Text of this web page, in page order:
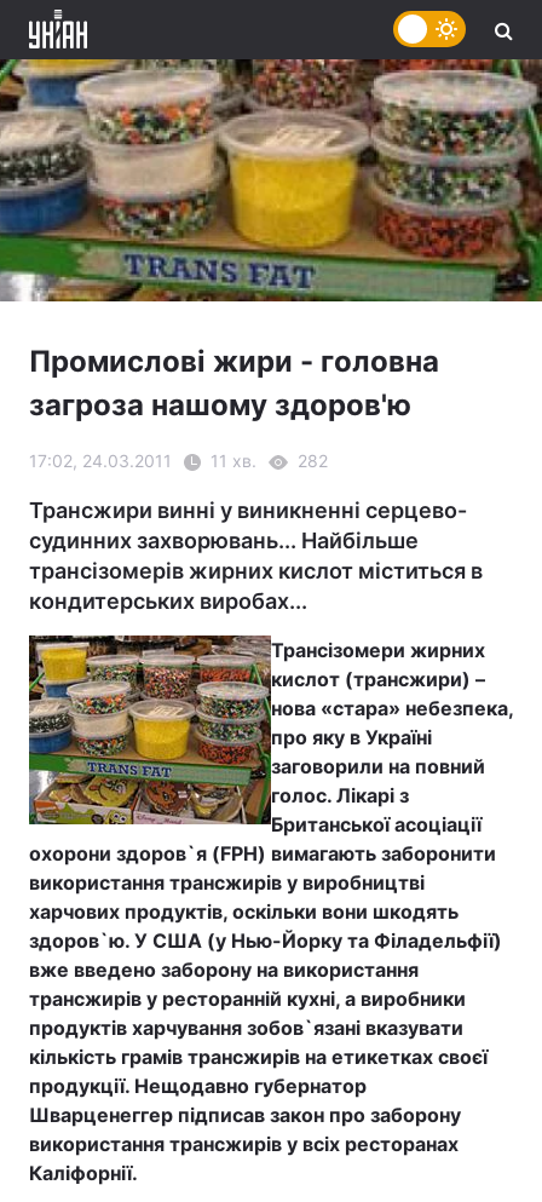
Головна
Промислові жири - головна
загроза нашому здоров'ю
17:02, 24.03.2011 11 хв. 282
Трансжири винні у виникненні серцево-
судинних захворювань... Найбільше
трансізомерів жирних кислот міститься в
кондитерських виробах...
Трансізомери жирних
кислот (трансжири) –
нова «стара» небезпека,
про яку в Україні
заговорили на повний
голос. Лікарі з
Британської асоціації
охорони здоров`я (FPH) вимагають заборонити
використання трансжирів у виробництві
харчових продуктів, оскільки вони шкодять
здоров`ю. У США (у Нью-Йорку та Філадельфії)
вже введено заборону на використання
трансжирів у ресторанній кухні, а виробники
продуктів харчування зобов`язані вказувати
кількість грамів трансжирів на етикетках своєї
продукції. Нещодавно губернатор
Шварценеггер підписав закон про заборону
використання трансжирів у всіх ресторанах
Каліфорнії.